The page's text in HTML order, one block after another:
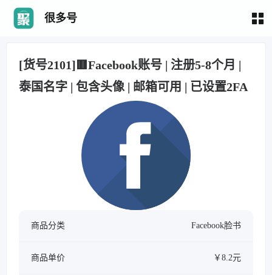
很多号
[货号2101]🟥Facebook账号 | 注册5-8个月 |
泰国名字 | 包含头像 | 邮箱可用 | 已设置2FA
商品分类 Facebook脸书
商品单价 ￥8.2元